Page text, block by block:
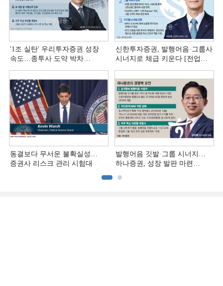
'1조 실탄' 우리투자증권 성장
속도…종투사 도약 박차
증권사 (5)]
신한투자증권, 발행어음·그룹사
시너지로 체급 키운다 [전업계
동결보다 무서운 불확실성…
증권사 리스크 관리 시험대
발행어음 깃발·그룹 시너지…
하나증권, 성장 발판 마련
증권사 (3)]